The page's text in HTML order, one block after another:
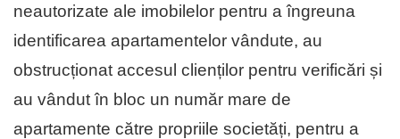
neautorizate ale imobilelor pentru a îngreuna
identificarea apartamentelor vândute, au
obstrucționat accesul clienților pentru verificări și
au vândut în bloc un număr mare de
apartamente către propriile societăți, pentru a